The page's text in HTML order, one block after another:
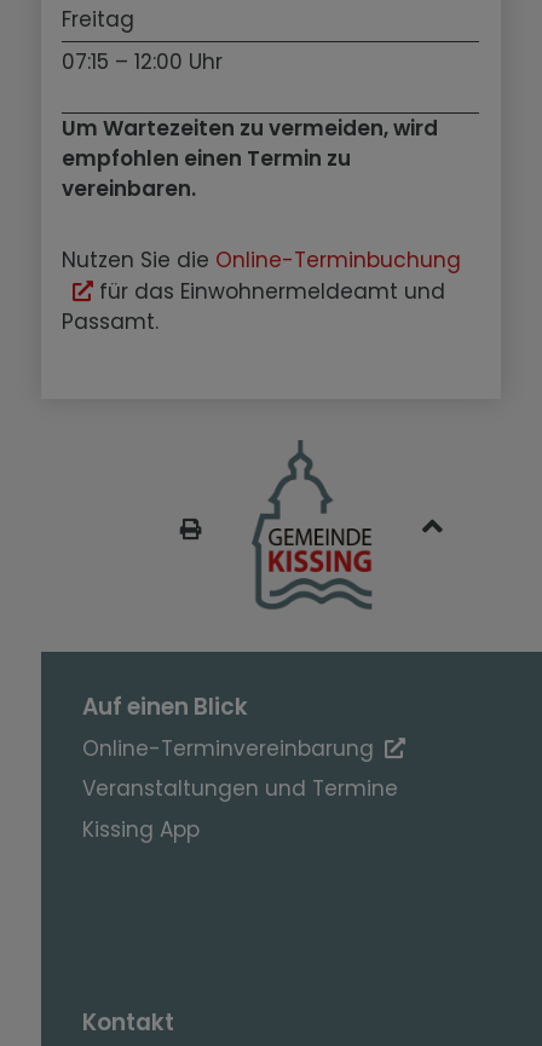
Freitag
07:15 – 12:00 Uhr
Um Wartezeiten zu vermeiden, wird
empfohlen einen Termin zu
vereinbaren.
Nutzen Sie die Online-Terminbuchung
für das Einwohnermeldeamt und
Passamt.
Auf einen Blick
Online-Terminvereinbarung
Veranstaltungen und Termine
Kissing App
Kontakt